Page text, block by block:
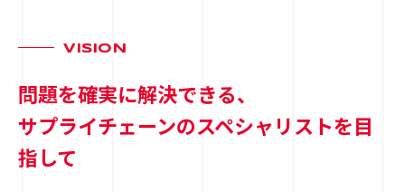
VISION
問題を確実に解決できる、
サプライチェーンのスペシャリストを目
指して